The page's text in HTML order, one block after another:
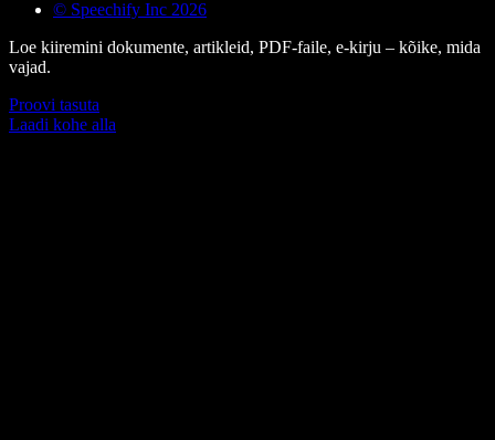
© Speechify Inc 2026
Loe kiiremini dokumente, artikleid, PDF-faile, e-kirju – kõike, mida
vajad.
Proovi tasuta
Laadi kohe alla